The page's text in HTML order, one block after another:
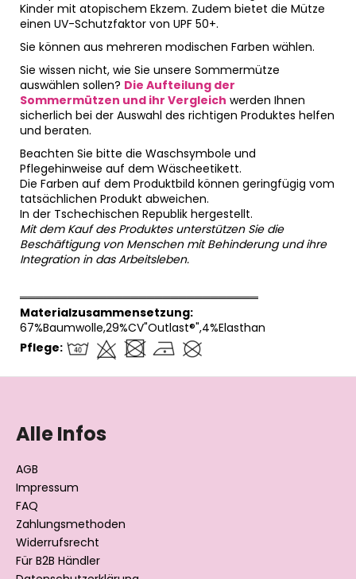
Kinder mit atopischem Ekzem. Zudem bietet die Mütze
einen UV-Schutzfaktor von UPF 50+.
Sie können aus mehreren modischen Farben wählen.
Sie wissen nicht, wie Sie unsere Sommermütze
auswählen sollen? Die Aufteilung der
Sommermützen und ihr Vergleich werden Ihnen
sicherlich bei der Auswahl des richtigen Produktes helfen
und beraten.
Beachten Sie bitte die Waschsymbole und
Pflegehinweise auf dem Wäscheetikett.
Die Farben auf dem Produktbild können geringfügig vom
tatsächlichen Produkt abweichen.
In der Tschechischen Republik hergestellt.
Mit dem Kauf des Produktes unterstützen Sie die
Beschäftigung von Menschen mit Behinderung und ihre
Integration in das Arbeitsleben.
══════════════════════════════
Materialzusammensetzung:
67%Baumwolle,29%CV"Outlast®",4%Elasthan
Pflege:
F
Alle Infos
AGB
Impressum
FAQ
Zahlungsmethoden
Widerrufsrecht
Für B2B Händler